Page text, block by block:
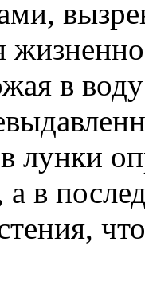
в
лунки
а в